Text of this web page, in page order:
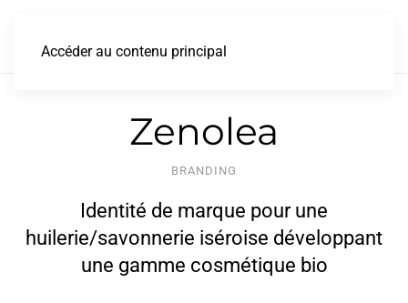
Accéder au contenu principal
Zenolea
BRANDING
Identité de marque pour une
huilerie/savonnerie iséroise développant
une gamme cosmétique bio